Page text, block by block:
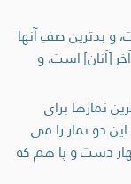
بدترين صفِ آنها
[آنان] است، و
نمازها برای
دو نماز را می
دست و پا هم که